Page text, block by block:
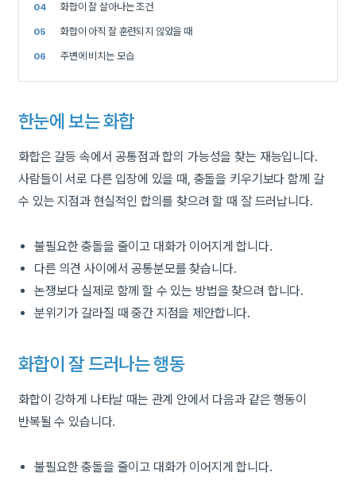
화합이 잘 살아나는 조건
화합이 아직 잘 훈련되지 않았을 때
주변에 비치는 모습
한눈에 보는 화합
화합은 갈등 속에서 공통점과 합의 가능성을 찾는 재능입니다.
사람들이 서로 다른 입장에 있을 때, 충돌을 키우기보다 함께 갈
수 있는 지점과 현실적인 합의를 찾으려 할 때 잘 드러납니다.
불필요한 충돌을 줄이고 대화가 이어지게 합니다.
다른 의견 사이에서 공통분모를 찾습니다.
논쟁보다 실제로 함께 할 수 있는 방법을 찾으려 합니다.
분위기가 갈라질 때 중간 지점을 제안합니다.
화합이 잘 드러나는 행동
화합이 강하게 나타날 때는 관계 안에서 다음과 같은 행동이
반복될 수 있습니다.
불필요한 충돌을 줄이고 대화가 이어지게 합니다.